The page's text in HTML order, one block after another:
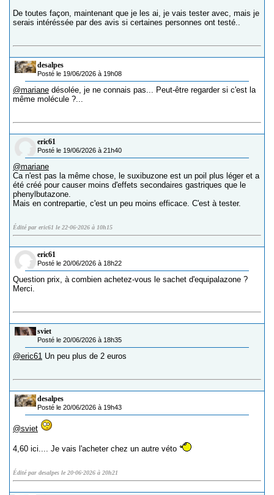
De toutes façon, maintenant que je les ai, je vais tester avec, mais je
serais intéréssée par des avis si certaines personnes ont testé..
desalpes
Posté le 19/06/2026 à 19h08
@mariane désolée, je ne connais pas... Peut-être regarder si c'est la
même molécule ?...
eric61
Posté le 19/06/2026 à 21h40
@mariane
Ca n'est pas la même chose, le suxibuzone est un poil plus léger et a
été créé pour causer moins d'effets secondaires gastriques que le
phenylbutazone.
Mais en contrepartie, c'est un peu moins efficace. C'est à tester.
Édité par eric61 le 22-06-2026 à 10h15
eric61
Posté le 20/06/2026 à 18h22
Question prix, à combien achetez-vous le sachet d'equipalazone ?
Merci.
sviet
Posté le 20/06/2026 à 18h35
@eric61 Un peu plus de 2 euros
desalpes
Posté le 20/06/2026 à 19h43
@sviet
4,60 ici.... Je vais l'acheter chez un autre véto
Édité par desalpes le 20-06-2026 à 20h21